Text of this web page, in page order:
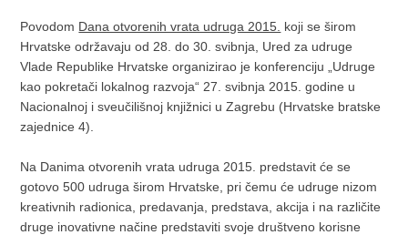
Povodom Dana otvorenih vrata udruga 2015. koji se širom
Hrvatske održavaju od 28. do 30. svibnja, Ured za udruge
Vlade Republike Hrvatske organizirao je konferenciju „Udruge
kao pokretači lokalnog razvoja“ 27. svibnja 2015. godine u
Nacionalnoj i sveučilišnoj knjižnici u Zagrebu (Hrvatske bratske
zajednice 4).
Na Danima otvorenih vrata udruga 2015. predstavit će se
gotovo 500 udruga širom Hrvatske, pri čemu će udruge nizom
kreativnih radionica, predavanja, predstava, akcija i na različite
druge inovativne načine predstaviti svoje društveno korisne